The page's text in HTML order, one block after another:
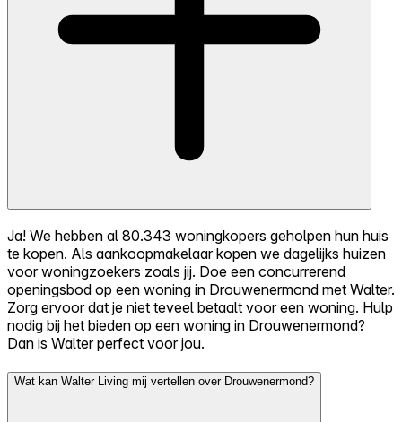
Ja! We hebben al 80.343 woningkopers geholpen hun huis
te kopen. Als aankoopmakelaar kopen we dagelijks huizen
voor woningzoekers zoals jij. Doe een concurrerend
openingsbod op een woning in Drouwenermond met Walter.
Zorg ervoor dat je niet teveel betaalt voor een woning. Hulp
nodig bij het bieden op een woning in Drouwenermond?
Dan is Walter perfect voor jou.
Wat kan Walter Living mij vertellen over Drouwenermond?